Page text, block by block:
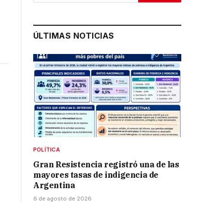
ÚLTIMAS NOTICIAS
POLÍTICA
Gran Resistencia registró una de las
mayores tasas de indigencia de
Argentina
6 de agosto de 2026